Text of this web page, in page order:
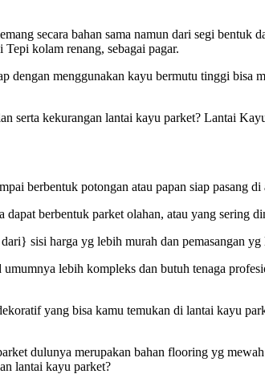
secara bahan sama namun dari segi bentuk
kolam renang, sebagai pagar.
menggunakan kayu bermutu tinggi bisa
serta kekurangan lantai kayu parket? Lantai
berbentuk potongan atau papan siap pasang di
berbentuk parket olahan, atau yang sering
sisi harga yg lebih murah dan pemasangan yg
lebih kompleks dan butuh tenaga
yang bisa kamu temukan di lantai kayu
dulunya merupakan bahan flooring yg
lantai kayu parket?